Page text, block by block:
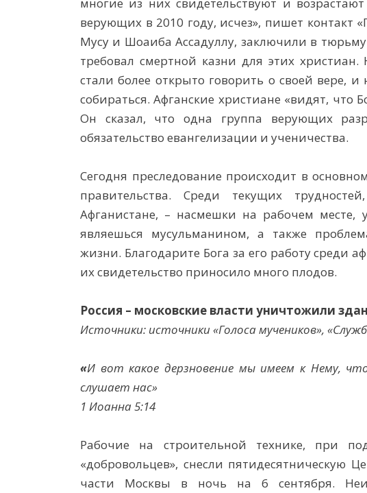
верующих в 2010 году, исчез», пишет контакт
Мусу и Шоаиба Ассадуллу, заключили в
требовал смертной казни для этих
стали более открыто говорить о своей вере, и
собираться. Афганские христиане «видят, что
Он сказал, что одна группа верующих
обязательство евангелизации и ученичества.
Сегодня преследование происходит в
правительства. Среди текущих
Афганистане, – насмешки на рабочем месте,
являешься мусульманином, а также
жизни. Благодарите Бога за его работу среди
их свидетельство приносило много плодов.
Россия – московские власти уничтожили
Источники: источники «Голоса мучеников»,
«И вот какое дерзновение мы имеем к Нему,
слушает нас»
1 Иоанна 5:14
Рабочие на строительной технике, при
«добровольцев», снесли пятидесятническую
части Москвы в ночь на 6 сентября.